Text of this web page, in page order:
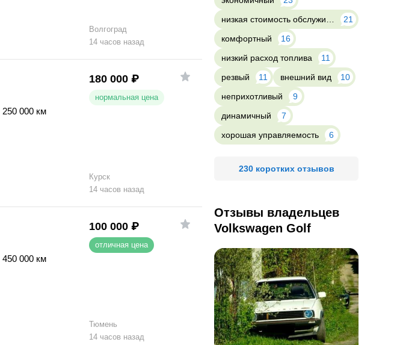
Волгоград
14 часов назад
250 000 км
180 000 ₽
нормальная цена
Курск
14 часов назад
450 000 км
100 000 ₽
отличная цена
Тюмень
14 часов назад
21
комфортный
16
низкий расход топлива
11
резвый
11 внешний вид
10
неприхотливый
9
динамичный
7
хорошая управляемость
6
230 коротких отзывов
Отзывы владельцев
Volkswagen Golf